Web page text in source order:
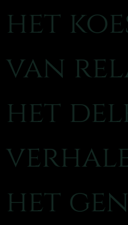
het
van
het
het